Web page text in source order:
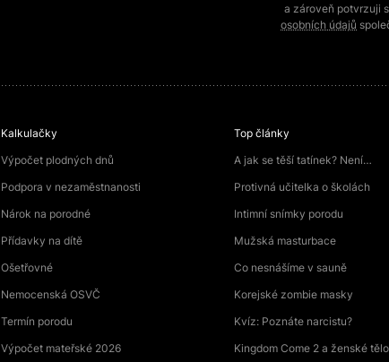
a zároveň potvrzuji
osobních údajů
Kalkulačky
Výpočet plodných dnů
Podpora v nezaměstnanosti
Nárok na porodné
Přídavky na dítě
Ošetřovné
Nemocenská OSVČ
Termín porodu
Výpočet mateřské 2026
Top články
A jak se těší tatínek? Není…
Protivná učitelka o školách
Intimní snímky porodu
Mužská masturbace
Co nesnášíme v sauně
Korejské zombie masky
Kvíz: Poznáte narcistu?
Kingdom Come 2 a ženské tělo